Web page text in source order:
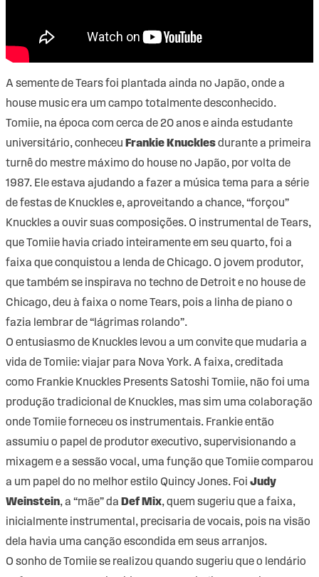
A semente de Tears foi plantada ainda no Japão, onde a
house music era um campo totalmente desconhecido.
Tomiie, na época com cerca de 20 anos e ainda estudante
universitário, conheceu Frankie Knucklesdurante a primeira
turnê do mestre máximo do house no Japão, por volta de
1987. Ele estava ajudando a fazer a música tema para a série
de festas de Knuckles e, aproveitando a chance, “forçou”
Knuckles a ouvir suas composições. O instrumental de Tears,
que Tomiie havia criado inteiramente em seu quarto, foi a
faixa que conquistou a lenda de Chicago. O jovem produtor,
que também se inspirava no techno de Detroit e no house de
Chicago, deu à faixa o nome Tears, pois a linha de piano o
fazia lembrar de “lágrimas rolando”.
O entusiasmo de Knuckles levou a um convite que mudaria a
vida de Tomiie: viajar para Nova York. A faixa, creditada
como Frankie Knuckles Presents Satoshi Tomiie, não foi uma
produção tradicional de Knuckles, mas sim uma colaboração
onde Tomiie forneceu os instrumentais. Frankie então
assumiu o papel de produtor executivo, supervisionando a
mixagem e a sessão vocal, uma função que Tomiie comparou
a um papel do no melhor estilo Quincy Jones. Foi Judy
Weinstein, a “mãe” da Def Mix, quem sugeriu que a faixa,
inicialmente instrumental, precisaria de vocais, pois na visão
dela havia uma canção escondida em seus arranjos.
O sonho de Tomiie se realizou quando sugeriu que o lendário